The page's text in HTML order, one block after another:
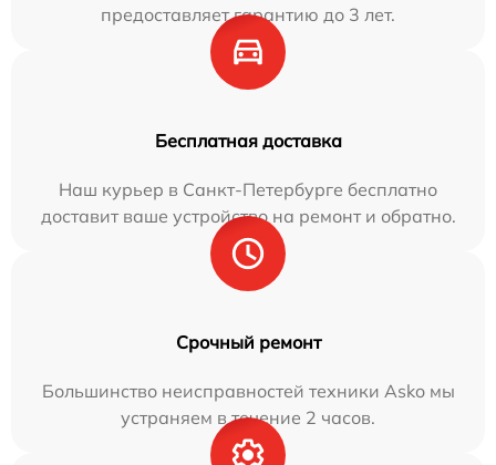
предоставляет гарантию до 3 лет.
Бесплатная доставка
Наш курьер в Санкт-Петербурге бесплатно
доставит ваше устройство на ремонт и обратно.
Срочный ремонт
Большинство неисправностей техники Asko мы
устраняем в течение 2 часов.